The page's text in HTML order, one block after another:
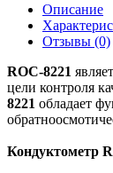
Описание
Отзывы (0)
ROC-8221
цели контроля
8221 обладает
Кондуктометр